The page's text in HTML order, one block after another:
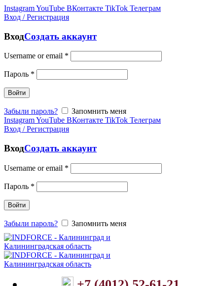
InstagramYouTube ВКонтакте TikTok Телеграм
Вход / Регистрация
ВходСоздать аккаунт
Username or email *
Пароль *
Войти
Забыли пароль?
Запомнить меня
InstagramYouTube ВКонтакте TikTok Телеграм
Вход / Регистрация
ВходСоздать аккаунт
Username or email *
Пароль *
Войти
Забыли пароль? Запомнить меня